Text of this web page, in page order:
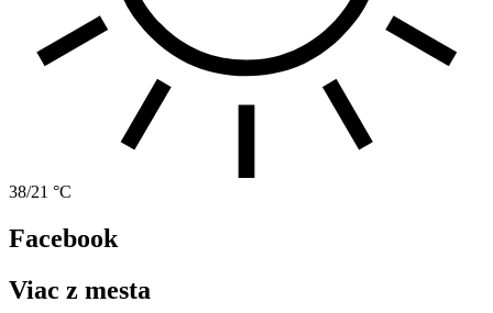
38/21 °C
Facebook
Viac z mesta